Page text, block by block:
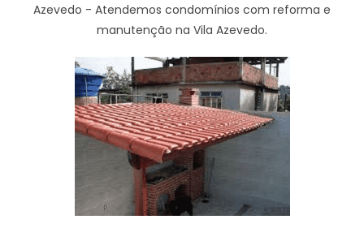
Azevedo - Atendemos condomínios com reforma e
manutenção na Vila Azevedo.